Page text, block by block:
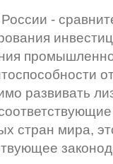
-
развивать
стран мира,